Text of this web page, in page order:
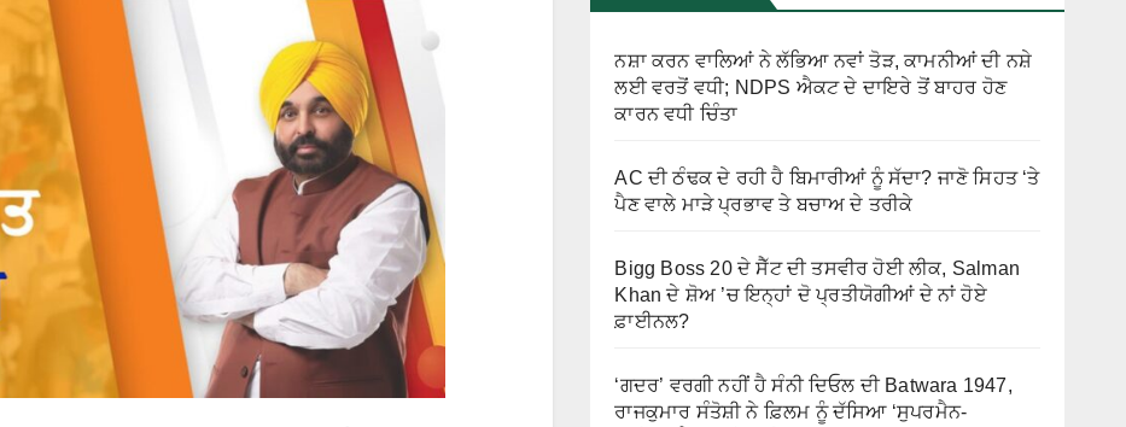
ਨਸ਼ਾ ਕਰਨ ਵਾਲਿਆਂ ਨੇ ਲੱਭਿਆ ਨਵਾਂ ਤੋੜ, ਕਾਮਨੀਆਂ ਦੀ ਨਸ਼ੇ
ਲਈ ਵਰਤੋਂ ਵਧੀ; NDPS ਐਕਟ ਦੇ ਦਾਇਰੇ ਤੋਂ ਬਾਹਰ ਹੋਣ
ਕਾਰਨ ਵਧੀ ਚਿੰਤਾ
AC ਦੀ ਠੰਢਕ ਦੇ ਰਹੀ ਹੈ ਬਿਮਾਰੀਆਂ ਨੂੰ ਸੱਦਾ? ਜਾਣੋ ਸਿਹਤ ‘ਤੇ
ਪੈਣ ਵਾਲੇ ਮਾੜੇ ਪ੍ਰਭਾਵ ਤੇ ਬਚਾਅ ਦੇ ਤਰੀਕੇ
Bigg Boss 20 ਦੇ ਸੈੱਟ ਦੀ ਤਸਵੀਰ ਹੋਈ ਲੀਕ, Salman
Khan ਦੇ ਸ਼ੋਅ ’ਚ ਇਨ੍ਹਾਂ ਦੋ ਪ੍ਰਤੀਯੋਗੀਆਂ ਦੇ ਨਾਂ ਹੋਏ
ਫ਼ਾਈਨਲ?
‘ਗਦਰ’ ਵਰਗੀ ਨਹੀਂ ਹੈ ਸੰਨੀ ਦਿਓਲ ਦੀ Batwara 1947,
ਰਾਜਕੁਮਾਰ ਸੰਤੋਸ਼ੀ ਨੇ ਫ਼ਿਲਮ ਨੂੰ ਦੱਸਿਆ ‘ਸੁਪਰਮੈਨ-